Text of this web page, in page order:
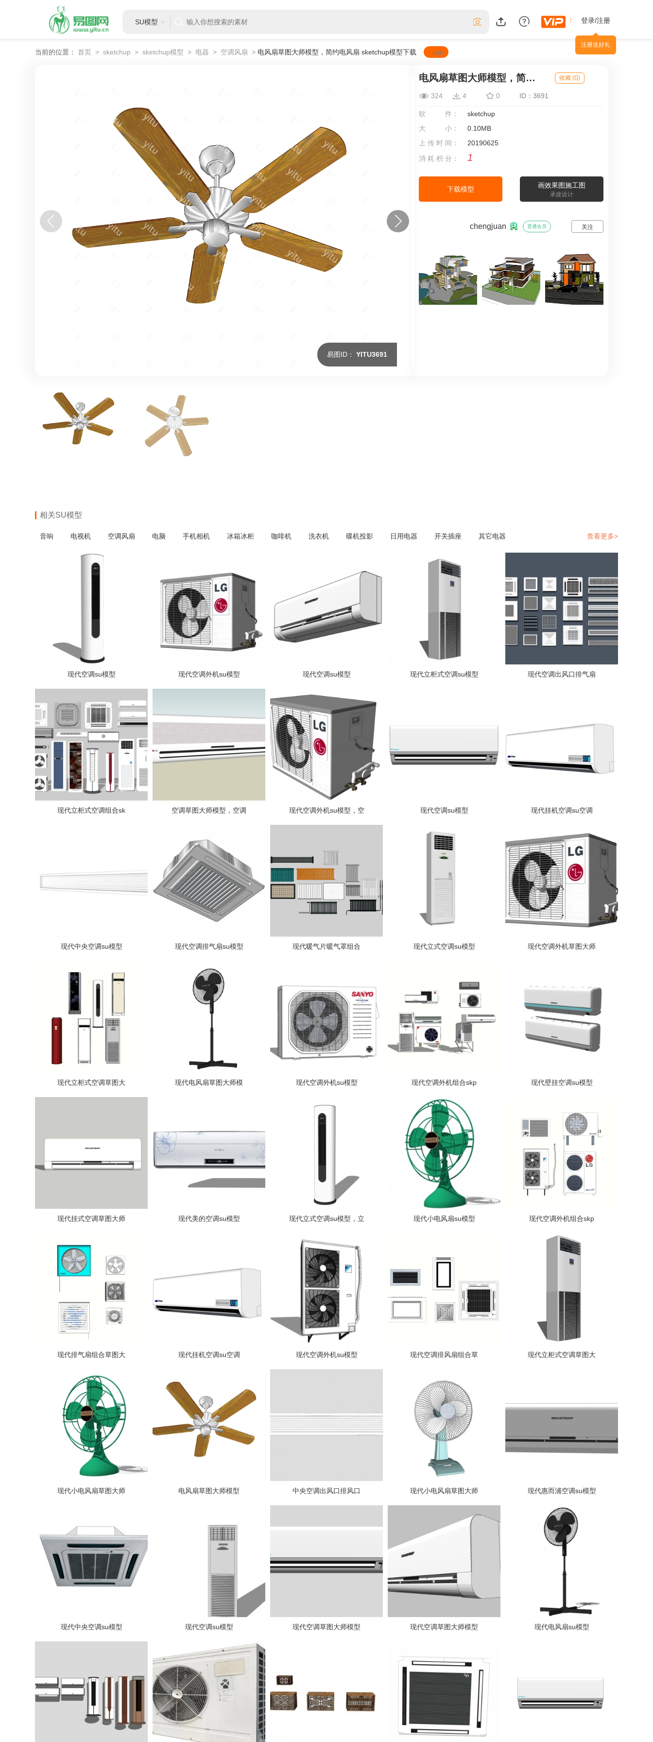
SU模型 登录/注册
注册送好礼
当前的位置： 首页 > sketchup > sketchup模型 > 电器 > 空调风扇 > 电风扇草图大师模型，简约电风扇 sketchup模型下载
易图ID： YITU3691
电风扇草图大师模型，简约电风扇 sketchup模型下载 收藏 (0)
324 4 0 ID：3691
软 件：
sketchup
大 小：
0.10MB
上 传 时 间：
20190625
消 耗 积 分：
1
下载模型 画效果图施工图
承接设计
chengjuan 普通会员 关注
相关SU模型
音响 电视机 空调风扇 电脑 手机相机 冰箱冰柜 咖啡机 洗衣机 碟机投影 日用电器 开关插座 其它电器 查看更多>
现代空调su模型 现代空调外机su模型 现代空调su模型 现代立柜式空调su模型 现代空调出风口排气扇
现代立柜式空调组合sk 空调草图大师模型，空调 现代空调外机su模型，空 现代空调su模型 现代挂机空调su空调
现代中央空调su模型 现代空调排气扇su模型 现代暖气片暖气罩组合 现代立式空调su模型 现代空调外机草图大师
现代立柜式空调草图大 现代电风扇草图大师模 现代空调外机su模型 现代空调外机组合skp 现代壁挂空调su模型
现代挂式空调草图大师 现代美的空调su模型 现代立式空调su模型，立 现代小电风扇su模型 现代空调外机组合skp
现代排气扇组合草图大 现代挂机空调su空调 现代空调外机su模型 现代空调排风扇组合草 现代立柜式空调草图大
现代小电风扇草图大师 电风扇草图大师模型 中央空调出风口排风口 现代小电风扇草图大师 现代惠而浦空调su模型
现代中央空调su模型 现代空调su模型 现代空调草图大师模型 现代空调草图大师模型 现代电风扇su模型